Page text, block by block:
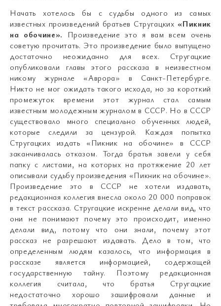
Начать хотелось бы с судьбы одного из самых
известных произведений братьев Стругацких «Пикник
на обочине». Произведение это я вам всем очень
советую прочитать. Это произведение было выпущено
достаточно неожиданно для всех. Стругацкие
опубликовали главы этого рассказа в неизвестном
никому журнале «Аврора» в Санкт-Петербурге.
Никто не мог ожидать такого исхода, но за короткий
промежуток времени этот журнал стал самым
известным молодежным журналом в СССР. Но в СССР
существовало много специально обученных людей,
которые следили за цензурой. Каждая попытка
Стругацких издать «Пикник на обочине» в СССР
заканчивалась отказом. Тогда братья завели у себя
папку с листами, на которых на протяжение 20 лет
описывали судьбу произведения «Пикник на обочине».
Произведение это в СССР не хотели издавать,
редакционная коллегия внесла около 20 000 поправок
в текст рассказа. Стругацкие искренне делали вид, что
они не понимают почему это происходит, именно
делали вид, потому что они знали, почему этот
рассказ не разрешают издавать. Дело в том, что
определенным людям казалось, что информация в
рассказе является информацией, содержащей
государственную тайну. Поэтому редакционная
коллегия считала, что братья Стругацкие
недостаточно хорошо зашифровали данные и